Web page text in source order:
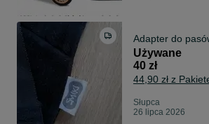
Adapter do
Używane
40 zł
44,90 zł z
Słupca
26 lipca 2026